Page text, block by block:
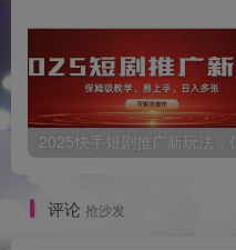
评论 抢沙发